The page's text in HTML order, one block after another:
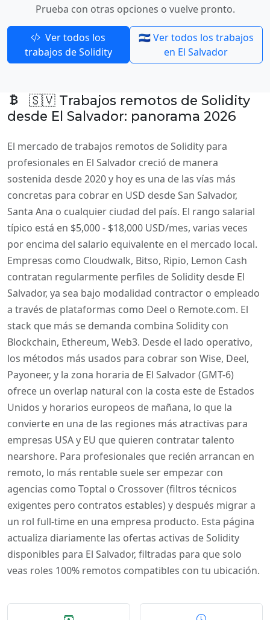
Prueba con otras opciones o vuelve pronto.
Ver todos los
trabajos de Solidity
🇸🇻 Ver todos los trabajos
en El Salvador
🇸🇻 Trabajos remotos de Solidity
desde El Salvador: panorama 2026
El mercado de trabajos remotos de Solidity para
profesionales en El Salvador creció de manera
sostenida desde 2020 y hoy es una de las vías más
concretas para cobrar en USD desde San Salvador,
Santa Ana o cualquier ciudad del país. El rango salarial
típico está en $5,000 - $18,000 USD/mes, varias veces
por encima del salario equivalente en el mercado local.
Empresas como Cloudwalk, Bitso, Ripio, Lemon Cash
contratan regularmente perfiles de Solidity desde El
Salvador, ya sea bajo modalidad contractor o empleado
a través de plataformas como Deel o Remote.com. El
stack que más se demanda combina Solidity con
Blockchain, Ethereum, Web3. Desde el lado operativo,
los métodos más usados para cobrar son Wise, Deel,
Payoneer, y la zona horaria de El Salvador (GMT-6)
ofrece un overlap natural con la costa este de Estados
Unidos y horarios europeos de mañana, lo que la
convierte en una de las regiones más atractivas para
empresas USA y EU que quieren contratar talento
nearshore. Para profesionales que recién arrancan en
remoto, lo más rentable suele ser empezar con
agencias como Toptal o Crossover (filtros técnicos
exigentes pero contratos estables) y después migrar a
un rol full-time en una empresa producto. Esta página
actualiza diariamente las ofertas activas de Solidity
disponibles para El Salvador, filtradas para que solo
veas roles 100% remotos compatibles con tu ubicación.